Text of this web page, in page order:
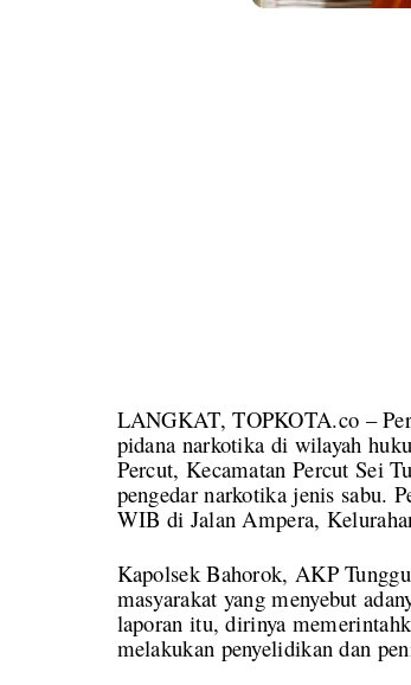
LANGKAT, TOPKOTA.co –
pidana narkotika di wilayah
Percut, Kecamatan Percut Sei
pengedar narkotika jenis sabu.
WIB di Jalan Ampera,
Kapolsek Bahorok, AKP
masyarakat yang menyebut
laporan itu, dirinya
melakukan penyelidikan dan